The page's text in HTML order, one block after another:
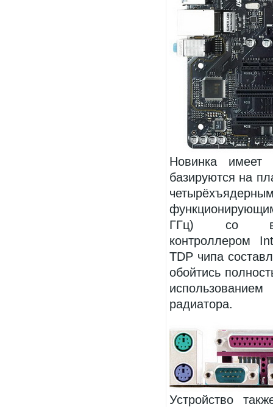
Новинка
базируются на
ГГц) со
контроллером
TDP чипа
обойтись
радиатора.
Устройство